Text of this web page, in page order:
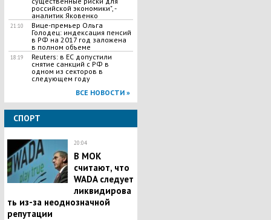
российской экономики", -
аналитик Яковенко
21:10
Вице-премьер Ольга
Голодец: индексация пенсий
в РФ на 2017 год заложена
в полном объеме
18:19
Reuters: в ЕС допустили
снятие санкций с РФ в
одном из секторов в
следующем году
ВСЕ НОВОСТИ »
СПОРТ
20:04
В МОК
считают, что
WADA следует
ликвидирова
ть из-за неоднозначной
репутации